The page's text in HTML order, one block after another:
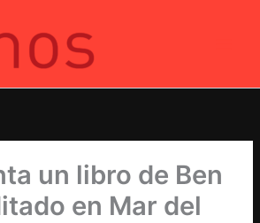
un libro de Ben
en Mar del